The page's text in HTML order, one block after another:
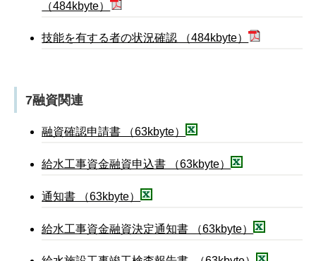
（484kbyte）
技能を有する者の状況確認 （484kbyte）
7融資関連
融資確認申請書 （63kbyte）
給水工事資金融資申込書 （63kbyte）
通知書 （63kbyte）
給水工事資金融資決定通知書 （63kbyte）